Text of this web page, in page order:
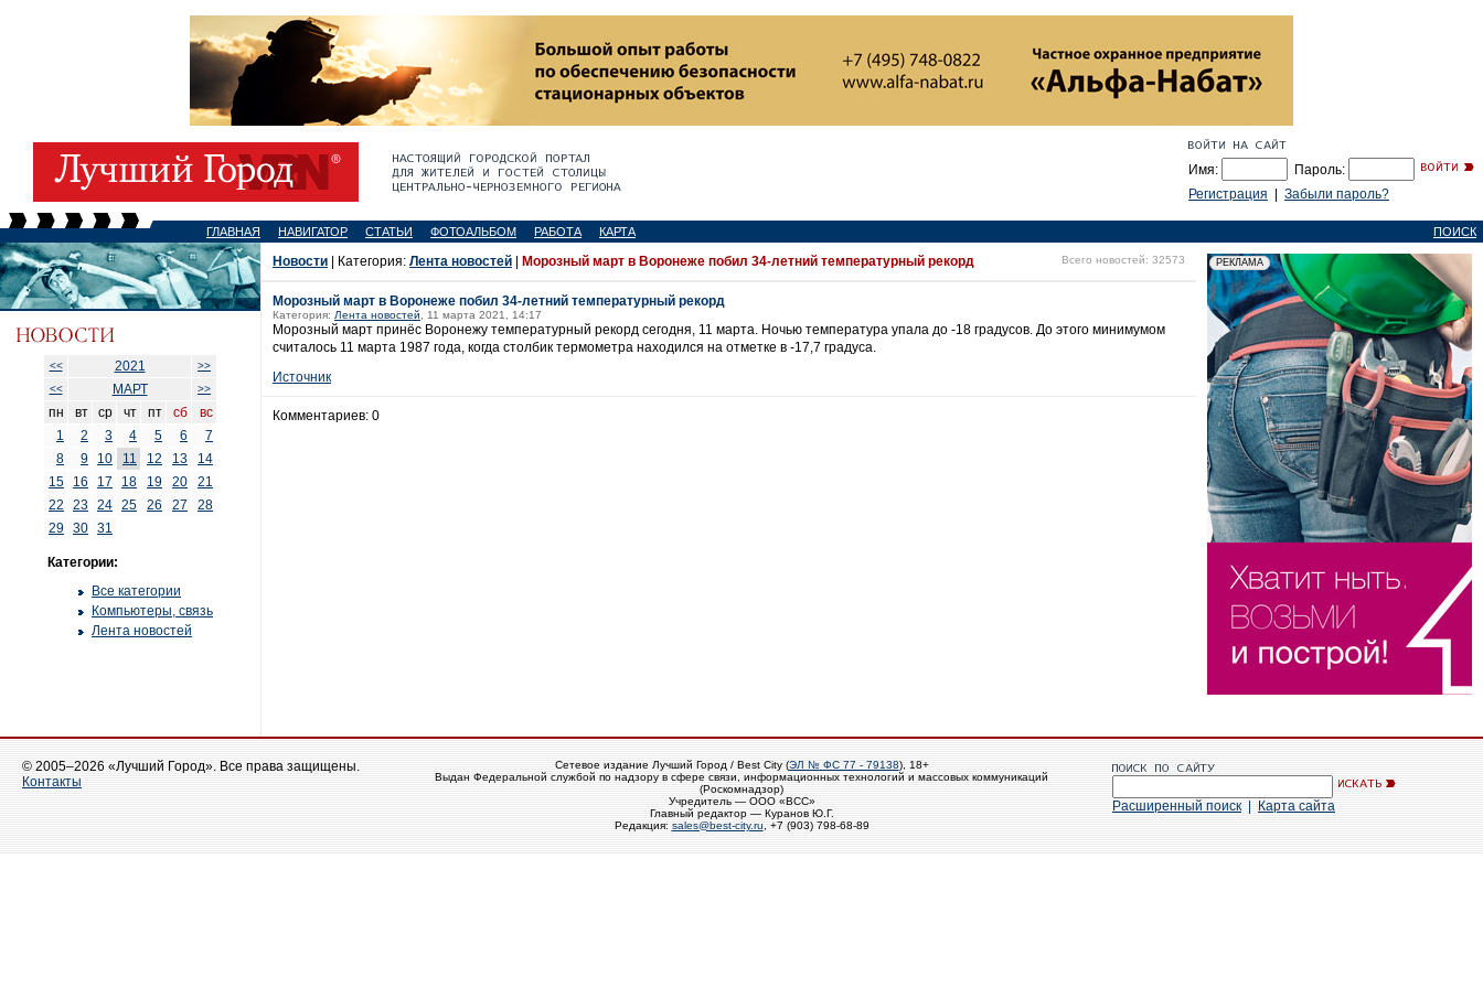
Имя:
Пароль:
Регистрация
Забыли пароль?
ГЛАВНАЯ НАВИГАТОР СТАТЬИ ФОТОАЛЬБОМ РАБОТА КАРТА ПОИСК
<< 2021
>>
<<
МАРТ >>
пн вт ср чт пт сб
вс
1
2 3 4 5 6
7
8
9 10 11 12 13
14
15
16 17 18 19 20
21
22
23 24 25 26 27
28
29 30 31
Категории:
Все категории
Компьютеры, связь
Лента новостей
Новости | Категория: Лента новостей Морозный март в Воронеже побил 34-летний температурный рекорд Всего новостей: 32573
Морозный март в Воронеже побил 34-летний температурный рекорд
Категория: Лента новостей , 11 марта 2021, 14:17
Морозный март принёс Воронежу температурный рекорд сегодня, 11 марта. Ночью температура упала до -18 градусов. До этого минимумом
считалось 11 марта 1987 года, когда столбик термометра находился на отметке в -17,7 градуса.
Источник
Комментариев: 0
© 2005–2026 «Лучший Город». Все права защищены.
Контакты
Сетевое издание Лучший Город / Best City (ЭЛ № ФС 77 - 79138), 18+
Выдан Федеральной службой по надзору в сфере связи, информационных технологий и массовых коммуникаций
(Роскомнадзор)
Учредитель — ООО «ВСС»
Главный редактор — Куранов Ю.Г.
Редакция: sales@best-city.ru , +7 (903) 798-68-89
Расширенный поиск Карта сайта